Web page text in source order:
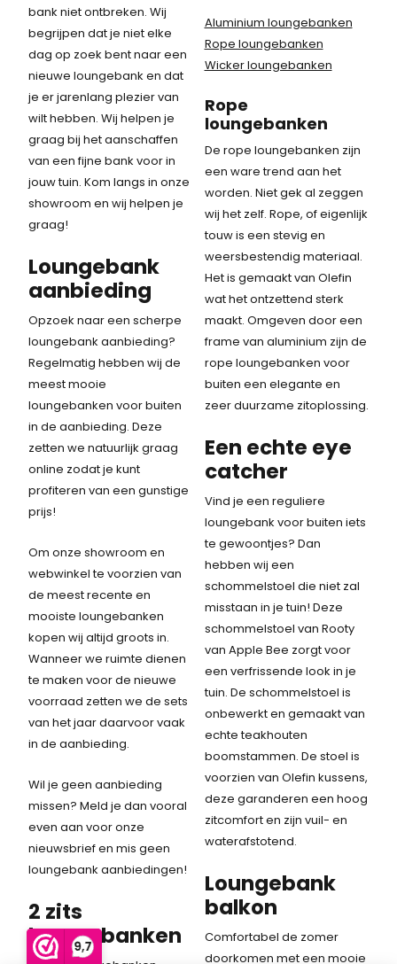
bank niet ontbreken. Wij
begrijpen dat je niet elke
dag op zoek bent naar een
nieuwe loungebank en dat
je er jarenlang plezier van
wilt hebben. Wij helpen je
graag bij het aanschaffen
van een fijne bank voor in
jouw tuin. Kom langs in onze
showroom en wij helpen je
graag!
Loungebank
aanbieding
Opzoek naar een scherpe
loungebank aanbieding?
Regelmatig hebben wij de
meest mooie
loungebanken voor buiten
in de aanbieding. Deze
zetten we natuurlijk graag
online zodat je kunt
profiteren van een gunstige
prijs!
Om onze showroom en
webwinkel te voorzien van
de meest recente en
mooiste loungebanken
kopen wij altijd groots in.
Wanneer we ruimte dienen
te maken voor de nieuwe
voorraad zetten we de sets
van het jaar daarvoor vaak
in de aanbieding.
Wil je geen aanbieding
missen? Meld je dan vooral
even aan voor onze
nieuwsbrief en mis geen
loungebank aanbiedingen!
2 zits
loungebanken
Aluminium loungebanken
Rope loungebanken
Wicker loungebanken
Rope
loungebanken
De rope loungebanken zijn
een ware trend aan het
worden. Niet gek al zeggen
wij het zelf. Rope, of eigenlijk
touw is een stevig en
weersbestendig materiaal.
Het is gemaakt van Olefin
wat het ontzettend sterk
maakt. Omgeven door een
frame van aluminium zijn de
rope loungebanken voor
buiten een elegante en
zeer duurzame zitoplossing.
Een echte eye
catcher
Vind je een reguliere
loungebank voor buiten iets
te gewoontjes? Dan
hebben wij een
schommelstoel die niet zal
misstaan in je tuin! Deze
schommelstoel van Rooty
van Apple Bee zorgt voor
een verfrissende look in je
tuin. De schommelstoel is
onbewerkt en gemaakt van
echte teakhouten
boomstammen. De stoel is
voorzien van Olefin kussens,
deze garanderen een hoog
zitcomfort en zijn vuil- en
waterafstotend.
Loungebank
balkon
Comfortabel de zomer
doorkomen met een mooie